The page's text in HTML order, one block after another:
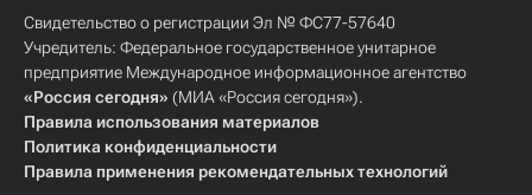
Свидетельство о регистрации Эл № ФС77-57640
Учредитель: Федеральное государственное унитарное
предприятие Международное информационное агентство
«Россия сегодня» (МИА «Россия сегодня»).
Правила использования материалов
Политика конфиденциальности
Правила применения рекомендательных технологий